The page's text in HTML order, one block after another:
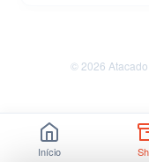
Início
© 2026